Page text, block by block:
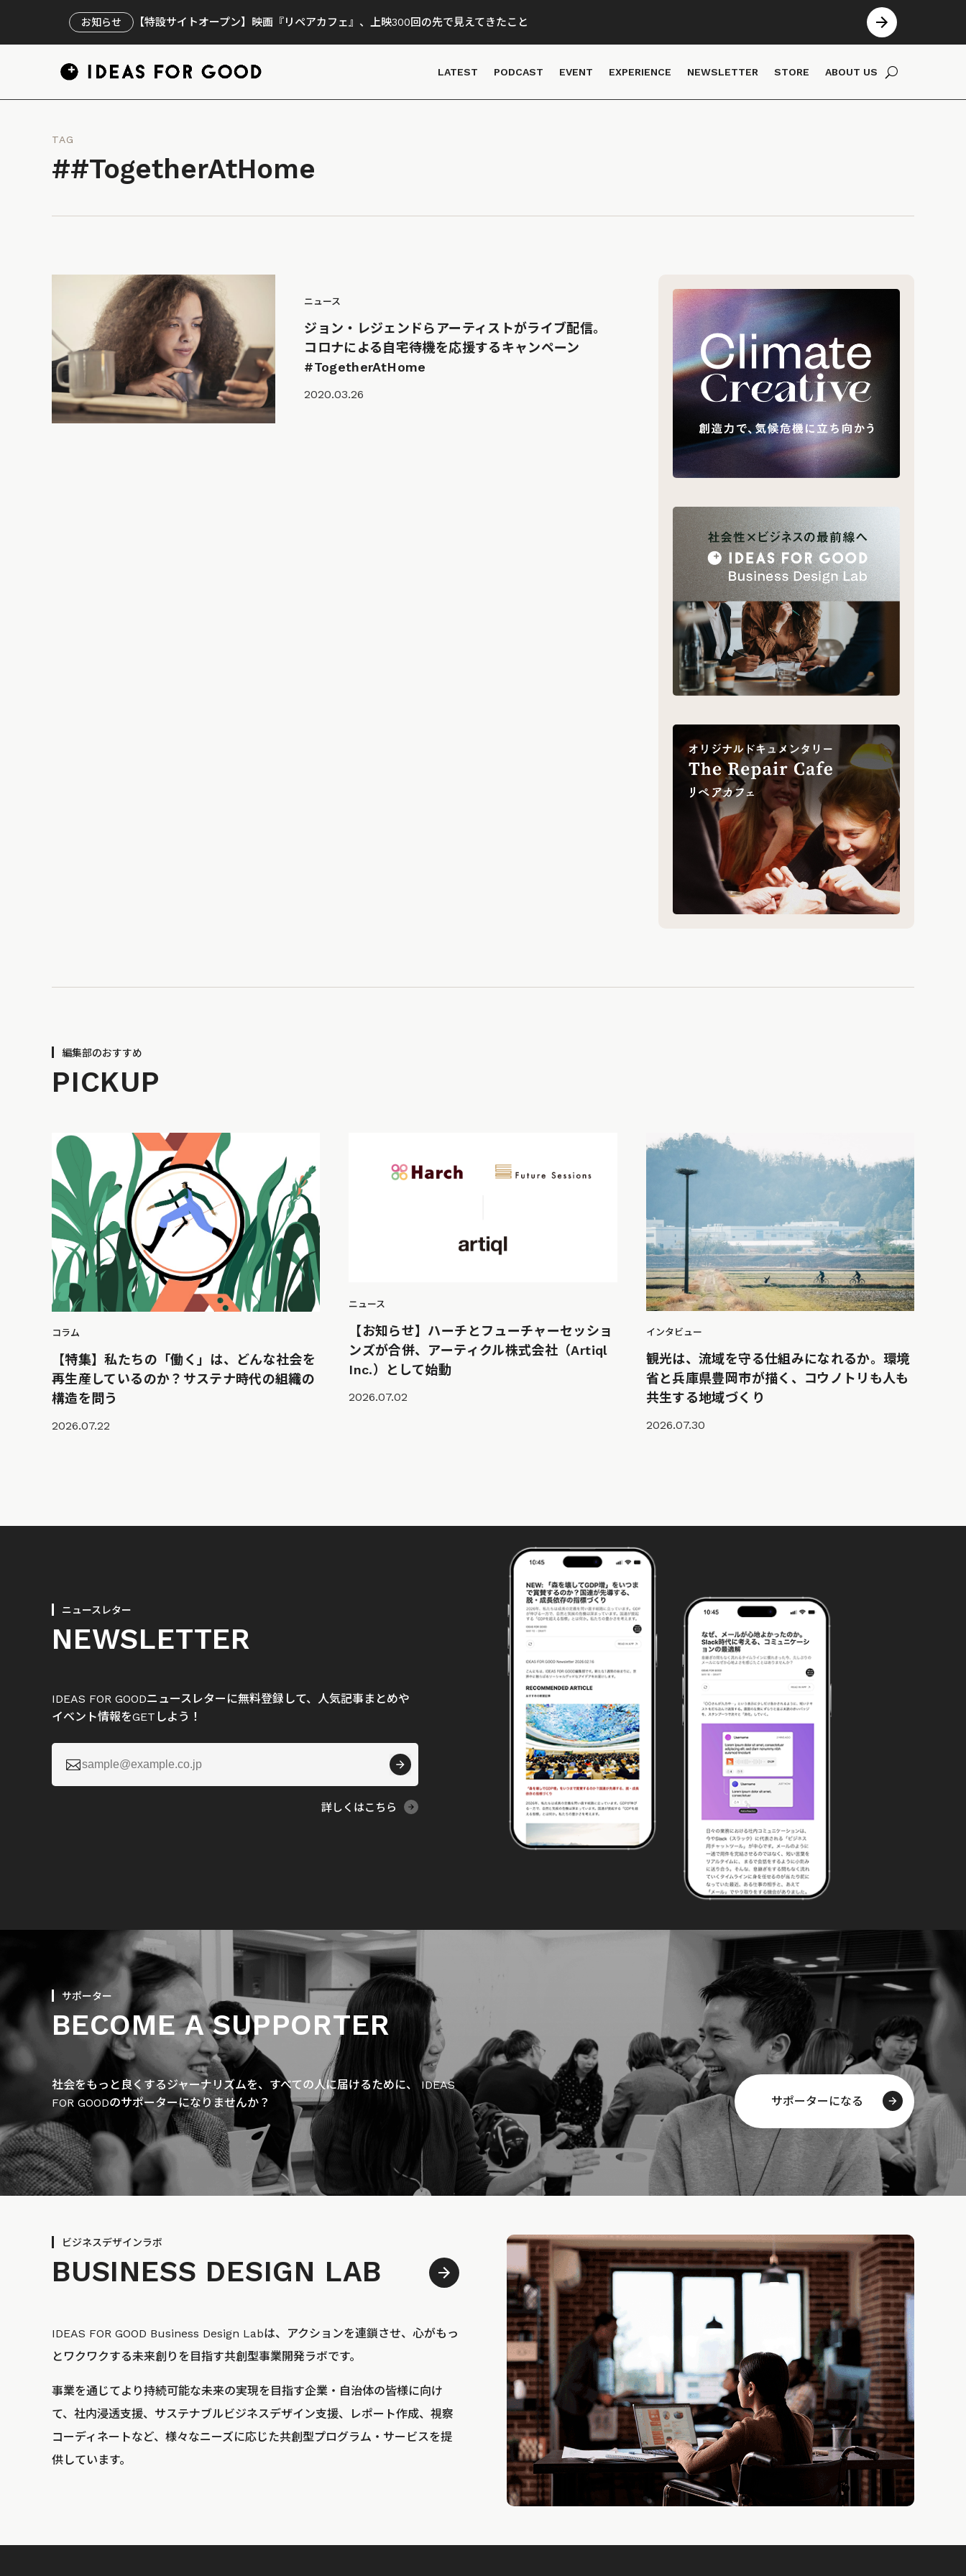
お知らせ 【特設サイトオープン】映画『リペアカフェ』、上映300回の先で見えてきたこと
LATEST PODCAST EVENT EXPERIENCE NEWSLETTER STORE ABOUT US
TAG
##TogetherAtHome
ニュース
ジョン・レジェンドらアーティストがライブ配信。
コロナによる自宅待機を応援するキャンペーン
#TogetherAtHome
2020.03.26
編集部のおすすめ
PICKUP
コラム
【特集】私たちの「働く」は、どんな社会を
再生産しているのか？サステナ時代の組織の
構造を問う
2026.07.22
ニュース
【お知らせ】ハーチとフューチャーセッショ
ンズが合併、アーティクル株式会社（Artiql
Inc.）として始動
2026.07.02
インタビュー
観光は、流域を守る仕組みになれるか。環境
省と兵庫県豊岡市が描く、コウノトリも人も
共生する地域づくり
2026.07.30
ニュースレター
NEWSLETTER
IDEAS FOR GOODニュースレターに無料登録して、人気記事まとめや
イベント情報をGETしよう！

詳しくはこちら
サポーター
BECOME A SUPPORTER
社会をもっと良くするジャーナリズムを、すべての人に届けるために、 IDEAS
FOR GOODのサポーターになりませんか？
サポーターになる
ビジネスデザインラボ
BUSINESS DESIGN LAB
IDEAS FOR GOOD Business Design Labは、アクションを連鎖させ、心がもっ
とワクワクする未来創りを目指す共創型事業開発ラボです。
事業を通じてより持続可能な未来の実現を目指す企業・自治体の皆様に向け
て、社内浸透支援、サステナブルビジネスデザイン支援、レポート作成、視察
コーディネートなど、様々なニーズに応じた共創型プログラム・サービスを提
供しています。